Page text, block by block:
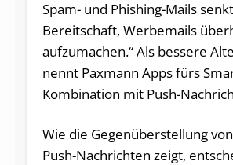
Spam- und Phishing-Mails
Bereitschaft, Werbemails
aufzumachen.“ Als bessere
nennt Paxmann Apps fürs
Kombination mit Push-
Wie die Gegenüberstellung
Push-Nachrichten zeigt,